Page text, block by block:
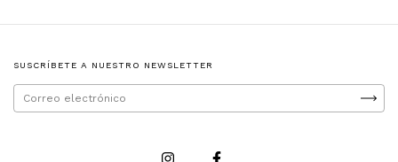
SUSCRÍBETE A NUESTRO NEWSLETTER